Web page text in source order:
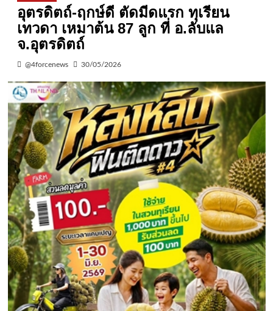
อุตรดิตถ์-ฤกษ์ดี ตัดมีดแรก ทุเรียน
เทวดา เหมาต้น 87 ลูก ที่ อ.ลับแล
จ.อุตรดิตถ์
@4forcenews 30/05/2026